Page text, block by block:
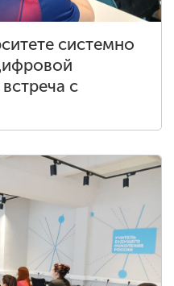
системно
с